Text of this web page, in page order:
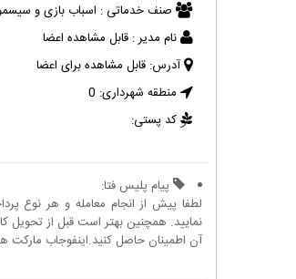
صنف خدماتی : اسباب بازی و
نام مدیر : قابل مشاهده اعضا
آدرس: قابل مشاهده برای اعضا
منطقه شهرداری: 0
کد پستی:
پیام پلیس فتا:
لطفا پیش از انجام معامله و هر نوع
نمایید. همچنین بهتر است قبل از تحویل
آن اطمینان حاصل کنید.اینفوجاب مارکت